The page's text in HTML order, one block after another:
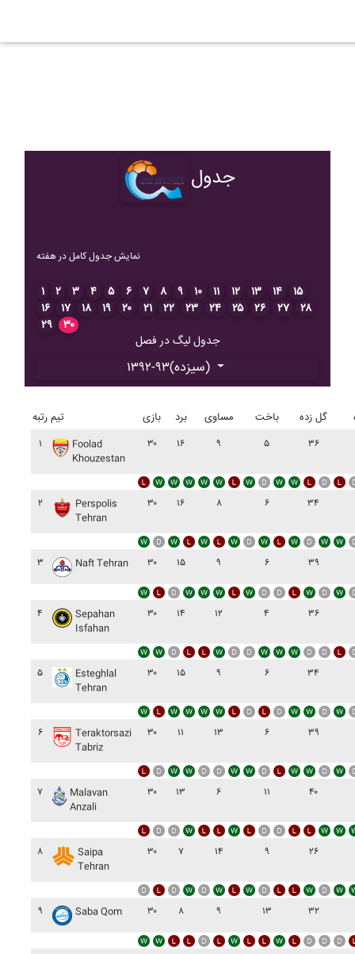
جدول
نمایش جدول کامل در هفته
۱ ۲ ۳ ۴ ۵ ۶ ۷ ۸ ۹ ۱۰ ۱۱ ۱۲ ۱۳ ۱۴
۱۵
۱۶
۱۷ ۱۸ ۱۹ ۲۰ ۲۱ ۲۲ ۲۳ ۲۴ ۲۵ ۲۶ ۲۷
۲۸
۲۹
۳۰
جدول لیگ در فصل
۱۳۹۲-۹۳(سیزده)
رتبه تیم بازی برد مساوی باخت گل زده
۱
Foolad
Khouzestan
۳۰ ۱۶ ۹ ۵ ۳۶
۲
Perspolis
Tehran
۳۰ ۱۶ ۸ ۶ ۳۴
۳ Naft Tehran ۳۰ ۱۵ ۹ ۶ ۳۹
۴
Sepahan
Isfahan
۳۰ ۱۴ ۱۲ ۴ ۳۶
۵
Esteghlal
Tehran
۳۰ ۱۵ ۹ ۶ ۳۴
۶
Teraktorsazi
Tabriz
۳۰ ۱۱ ۱۳ ۶ ۳۹
۷
Malavan
Anzali
۳۰ ۱۳ ۶ ۱۱ ۴۰
۸
Saipa
Tehran
۳۰ ۷ ۱۴ ۹ ۲۶
۹ Saba Qom ۳۰ ۸ ۹ ۱۳ ۳۲